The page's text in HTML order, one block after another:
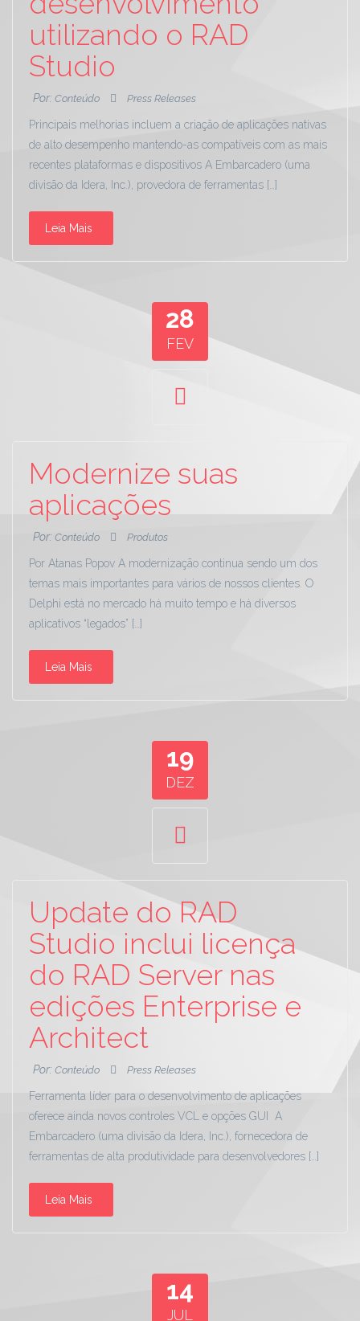
utilizando o RAD
Studio
Por: Conteúdo Press Releases
Principais melhorias incluem a criação de aplicações nativas
de alto desempenho mantendo-as compatíveis com as mais
recentes plataformas e dispositivos A Embarcadero (uma
divisão da Idera, Inc.), provedora de ferramentas […]
Leia Mais
28
FEV
Modernize suas
aplicações
Por: Conteúdo Produtos
Por Atanas Popov A modernização continua sendo um dos
temas mais importantes para vários de nossos clientes. O
Delphi está no mercado há muito tempo e há diversos
aplicativos “legados” […]
Leia Mais
19
DEZ
Update do RAD
Studio inclui licença
do RAD Server nas
edições Enterprise e
Architect
Por: Conteúdo Press Releases
Ferramenta líder para o desenvolvimento de aplicações
oferece ainda novos controles VCL e opções GUI A
Embarcadero (uma divisão da Idera, Inc.), fornecedora de
ferramentas de alta produtividade para desenvolvedores […]
Leia Mais
14
JUL